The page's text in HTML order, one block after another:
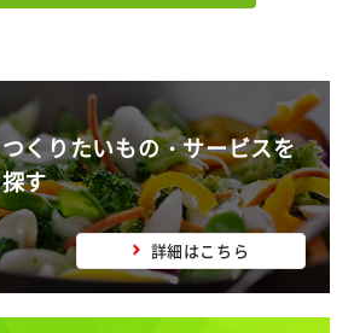
つくりたいもの・サービスを
探す
詳細はこちら